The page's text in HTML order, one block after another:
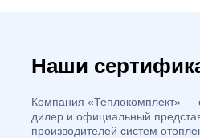
Наши
Компания «Теплокомплект» —
дилер и официальный
производителей систем